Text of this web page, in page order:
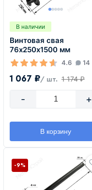
В наличии
Винтовая свая
76х250х1500 мм
4.6 14
1 067 ₽/ шт. 1 174 ₽
- +
В корзину
-9%